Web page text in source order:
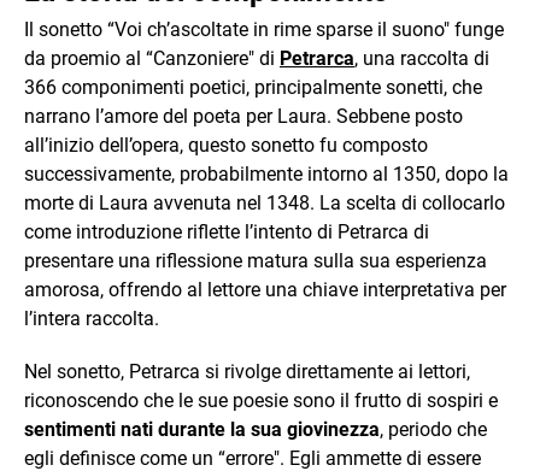
Il sonetto “Voi ch’ascoltate in rime sparse il suono" funge
da proemio al “Canzoniere" di Petrarca, una raccolta di
366 componimenti poetici, principalmente sonetti, che
narrano l’amore del poeta per Laura. Sebbene posto
all’inizio dell’opera, questo sonetto fu composto
successivamente, probabilmente intorno al 1350, dopo la
morte di Laura avvenuta nel 1348. La scelta di collocarlo
come introduzione riflette l’intento di Petrarca di
presentare una riflessione matura sulla sua esperienza
amorosa, offrendo al lettore una chiave interpretativa per
l’intera raccolta.
Nel sonetto, Petrarca si rivolge direttamente ai lettori,
riconoscendo che le sue poesie sono il frutto di sospiri e
sentimenti nati durante la sua giovinezza, periodo che
egli definisce come un “errore". Egli ammette di essere